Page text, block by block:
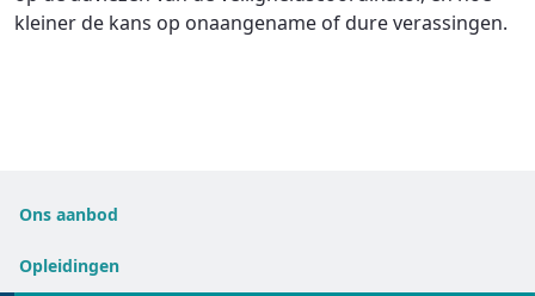
kleiner de kans op onaangename of dure verassingen.
Ons aanbod
Opleidingen